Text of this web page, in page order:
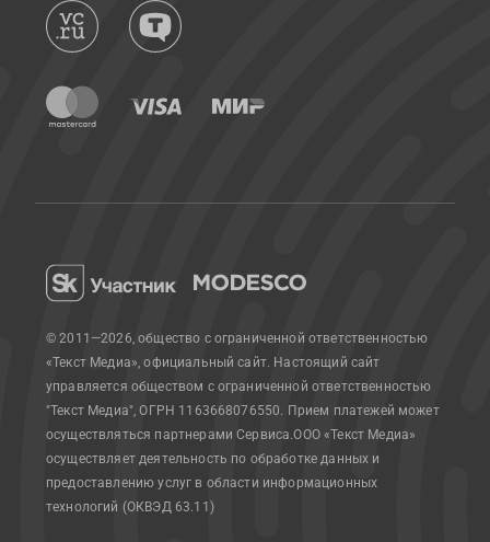
© 2011—2026, общество с ограниченной ответственностью
«Текст Медиа», официальный сайт. Настоящий сайт
управляется обществом с ограниченной ответственностью
"Текст Медиа", ОГРН 1163668076550. Прием платежей может
осуществляться партнерами Сервиса.ООО «Текст Медиа»
осуществляет деятельность по обработке данных и
предоставлению услуг в области информационных
технологий (ОКВЭД 63.11)